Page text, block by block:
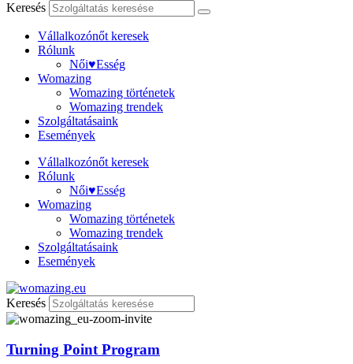
Keresés
Vállalkozónőt keresek
Rólunk
Női♥Esség
Womazing
Womazing történetek
Womazing trendek
Szolgáltatásaink
Események
Vállalkozónőt keresek
Rólunk
Női♥Esség
Womazing
Womazing történetek
Womazing trendek
Szolgáltatásaink
Események
Keresés
Turning Point Program